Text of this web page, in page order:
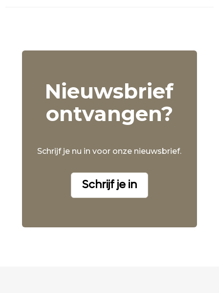
Nieuwsbrief
ontvangen?
Schrijf je nu in voor onze nieuwsbrief.
Schrijf je in